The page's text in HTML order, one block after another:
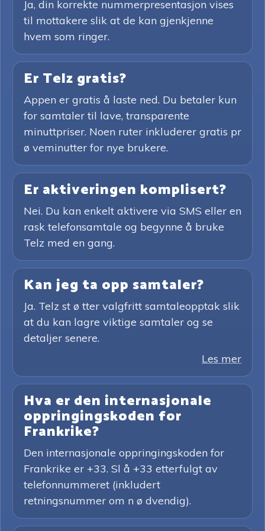
Ja, din korrekte nummerpresentasjon vises
til mottakere slik at de kan gjenkjenne
hvem som ringer.
Er Telz gratis?
Appen er gratis å laste ned. Du betaler kun
for samtaler til lave, transparente
minuttpriser. Noen ruter inkluderer gratis pr
ø veminutter for nye brukere.
Er aktiveringen komplisert?
Nei. Du kan enkelt aktivere via SMS eller en
rask telefonsamtale og begynne å bruke
Telz med en gang.
Kan jeg ta opp samtaler?
Ja. Telz st ø tter valgfritt samtaleopptak slik
at du kan lagre viktige samtaler og se
detaljer senere.
Les mer
Hva er den internasjonale
oppringingskoden for
Frankrike?
Den internasjonale oppringingskoden for
Frankrike er +33. Sl å +33 etterfulgt av
telefonnummeret (inkludert
retningsnummer om n ø dvendig).